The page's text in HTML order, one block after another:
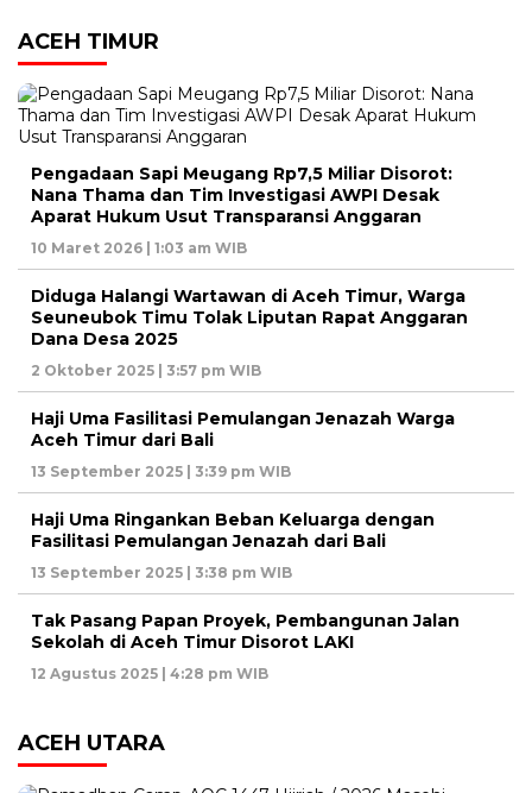
ACEH TIMUR
Pengadaan Sapi Meugang Rp7,5 Miliar Disorot:
Nana Thama dan Tim Investigasi AWPI Desak
Aparat Hukum Usut Transparansi Anggaran
10 Maret 2026 | 1:03 am WIB
Diduga Halangi Wartawan di Aceh Timur, Warga
Seuneubok Timu Tolak Liputan Rapat Anggaran
Dana Desa 2025
2 Oktober 2025 | 3:57 pm WIB
Haji Uma Fasilitasi Pemulangan Jenazah Warga
Aceh Timur dari Bali
13 September 2025 | 3:39 pm WIB
Haji Uma Ringankan Beban Keluarga dengan
Fasilitasi Pemulangan Jenazah dari Bali
13 September 2025 | 3:38 pm WIB
Tak Pasang Papan Proyek, Pembangunan Jalan
Sekolah di Aceh Timur Disorot LAKI
12 Agustus 2025 | 4:28 pm WIB
ACEH UTARA